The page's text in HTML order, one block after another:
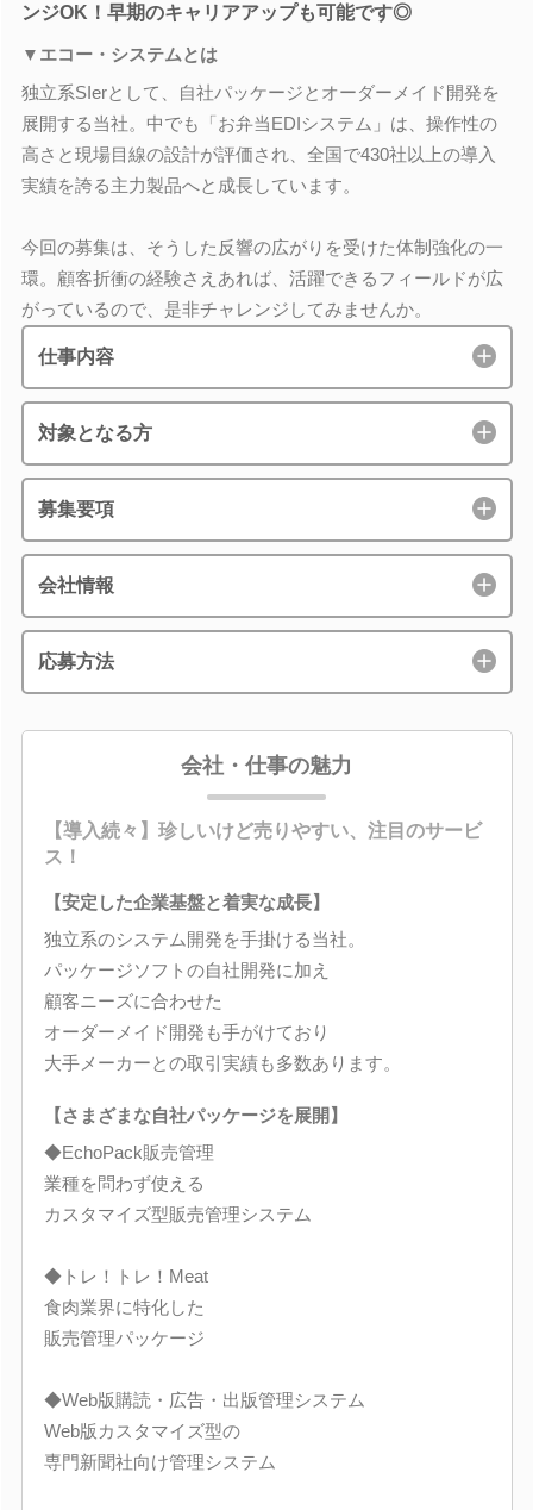
ンジOK！早期のキャリアアップも可能です◎
▼エコー・システムとは
独立系SIerとして、自社パッケージとオーダーメイド開発を
展開する当社。中でも「お弁当EDIシステム」は、操作性の
高さと現場目線の設計が評価され、全国で430社以上の導入
実績を誇る主力製品へと成長しています。
今回の募集は、そうした反響の広がりを受けた体制強化の一
環。顧客折衝の経験さえあれば、活躍できるフィールドが広
がっているので、是非チャレンジしてみませんか。
仕事内容
対象となる方
募集要項
会社情報
応募方法
会社・仕事の魅力
【導入続々】珍しいけど売りやすい、注目のサービ
ス！
【安定した企業基盤と着実な成長】
独立系のシステム開発を手掛ける当社。
パッケージソフトの自社開発に加え
顧客ニーズに合わせた
オーダーメイド開発も手がけており
大手メーカーとの取引実績も多数あります。
【さまざまな自社パッケージを展開】
◆EchoPack販売管理
業種を問わず使える
カスタマイズ型販売管理システム
◆トレ！トレ！Meat
食肉業界に特化した
販売管理パッケージ
◆Web版購読・広告・出版管理システム
Web版カスタマイズ型の
専門新聞社向け管理システム